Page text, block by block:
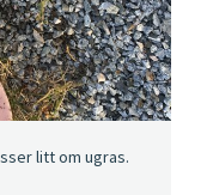
litt om ugras.